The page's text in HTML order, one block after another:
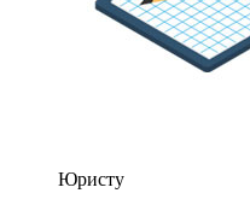
Юристу